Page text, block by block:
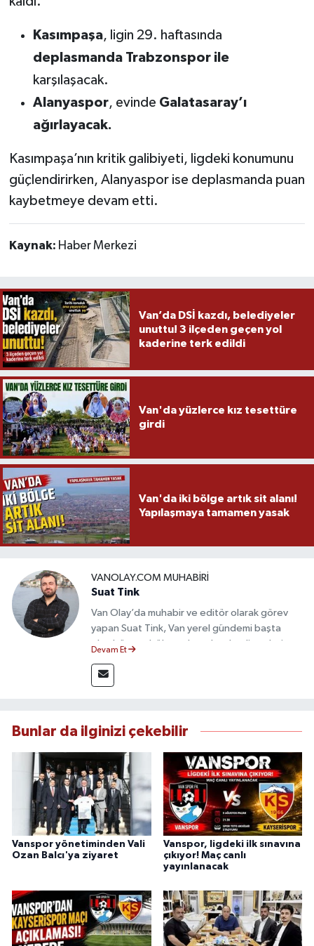
Kasımpaşa, ligin 29. haftasında
deplasmanda Trabzonspor ile
karşılaşacak.
Alanyaspor, evinde Galatasaray’ı
ağırlayacak.
Kasımpaşa’nın kritik galibiyeti, ligdeki konumunu
güçlendirirken, Alanyaspor ise deplasmanda puan
kaybetmeye devam etti.
Kaynak: Haber Merkezi
Van’da DSİ kazdı, belediyeler
unuttu! 3 ilçeden geçen yol
kaderine terk edildi
Van'da yüzlerce kız tesettüre
girdi
Van'da iki bölge artık sit alanı!
Yapılaşmaya tamamen yasak
VANOLAY.COM MUHABIRI
Suat Tink
Van Olay’da muhabir ve editör olarak görev
yapan Suat Tink, Van yerel gündemi başta
olmak üzere bölgesel ve ulusal gelişmeleri
mezunu olan Tink, sahadan edindiği bilgilerle
doğruluk, tarafsızlık ve etik ilkeler
Devam Et
Bunlar da ilginizi çekebilir
Vanspor yönetiminden Vali
Ozan Balcı'ya ziyaret
Vanspor, ligdeki ilk sınavına
çıkıyor! Maç canlı
yayınlanacak